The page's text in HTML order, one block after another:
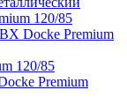
120/85
Docke Premium
120/85
Premium